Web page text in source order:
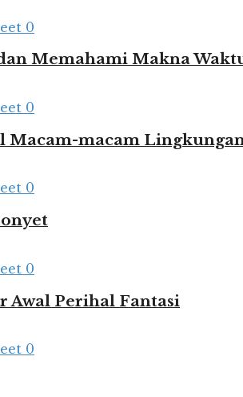
0
Memahami Makna
0
Macam-macam
0
0
Awal Perihal Fantasi
0